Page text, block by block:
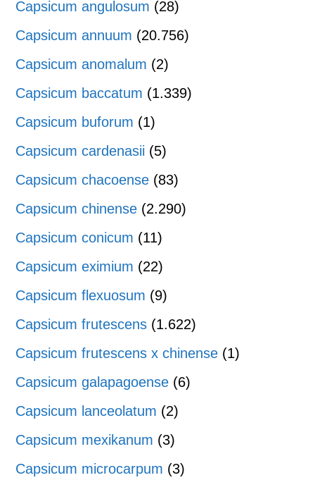
Capsicum angulosum (28)
Capsicum annuum (20.756)
Capsicum anomalum (2)
Capsicum baccatum (1.339)
Capsicum buforum (1)
Capsicum cardenasii (5)
Capsicum chacoense (83)
Capsicum chinense (2.290)
Capsicum conicum (11)
Capsicum eximium (22)
Capsicum flexuosum (9)
Capsicum frutescens (1.622)
Capsicum frutescens x chinense (1)
Capsicum galapagoense (6)
Capsicum lanceolatum (2)
Capsicum mexikanum (3)
Capsicum microcarpum (3)